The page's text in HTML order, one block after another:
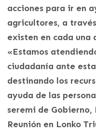
acciones para ir en
agricultores, a
existen en cada una
«Estamos
ciudadanía ante
destinando los
ayuda de las
seremi de Gobierno,
Reunión en Lonko